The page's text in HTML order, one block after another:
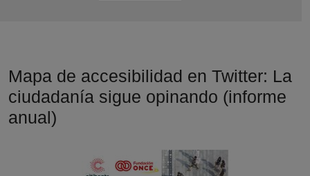
Mapa de accesibilidad en Twitter: La
ciudadanía sigue opinando (informe
anual)